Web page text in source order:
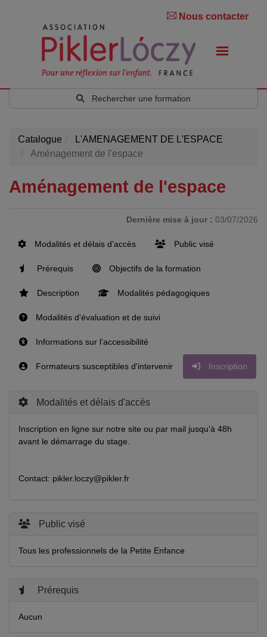
Nous contacter
Rechercher une formation
Catalogue
L'AMENAGEMENT DE L'ESPACE
Aménagement de l'espace
Aménagement de l'espace
Dernière mise à jour : 03/07/2026
Modalités et délais d'accès Public visé
Prérequis Objectifs de la formation
Description Modalités pédagogiques
Modalités d'évaluation et de suivi
Informations sur l'accessibilité
Formateurs susceptibles d'intervenir Inscription
Modalités et délais d'accès
Inscription en ligne sur notre site ou par mail jusqu'à 48h
avant le démarrage du stage.
Contact: pikler.loczy@pikler.fr
Public visé
Tous les professionnels de la Petite Enfance
Prérequis
Aucun